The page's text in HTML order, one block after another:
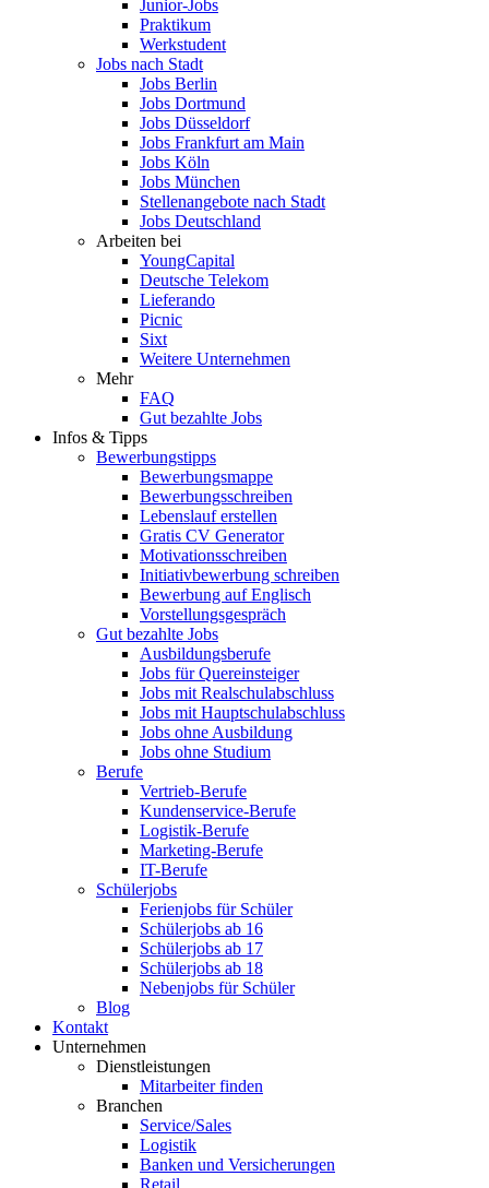
Junior-Jobs
Praktikum
Werkstudent
Jobs nach Stadt
Jobs Berlin
Jobs Dortmund
Jobs Düsseldorf
Jobs Frankfurt am Main
Jobs Köln
Jobs München
Stellenangebote nach Stadt
Jobs Deutschland
Arbeiten bei
YoungCapital
Deutsche Telekom
Lieferando
Picnic
Sixt
Weitere Unternehmen
Mehr
FAQ
Gut bezahlte Jobs
Infos & Tipps
Bewerbungstipps
Bewerbungsmappe
Bewerbungsschreiben
Lebenslauf erstellen
Gratis CV Generator
Motivationsschreiben
Initiativbewerbung schreiben
Bewerbung auf Englisch
Vorstellungsgespräch
Gut bezahlte Jobs
Ausbildungsberufe
Jobs für Quereinsteiger
Jobs mit Realschulabschluss
Jobs mit Hauptschulabschluss
Jobs ohne Ausbildung
Jobs ohne Studium
Berufe
Vertrieb-Berufe
Kundenservice-Berufe
Logistik-Berufe
Marketing-Berufe
IT-Berufe
Schülerjobs
Ferienjobs für Schüler
Schülerjobs ab 16
Schülerjobs ab 17
Schülerjobs ab 18
Nebenjobs für Schüler
Blog
Kontakt
Unternehmen
Dienstleistungen
Mitarbeiter finden
Branchen
Service/Sales
Logistik
Banken und Versicherungen
Retail